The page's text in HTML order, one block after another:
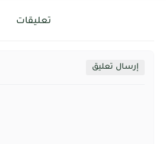
تعليقات
إرسال تعليق